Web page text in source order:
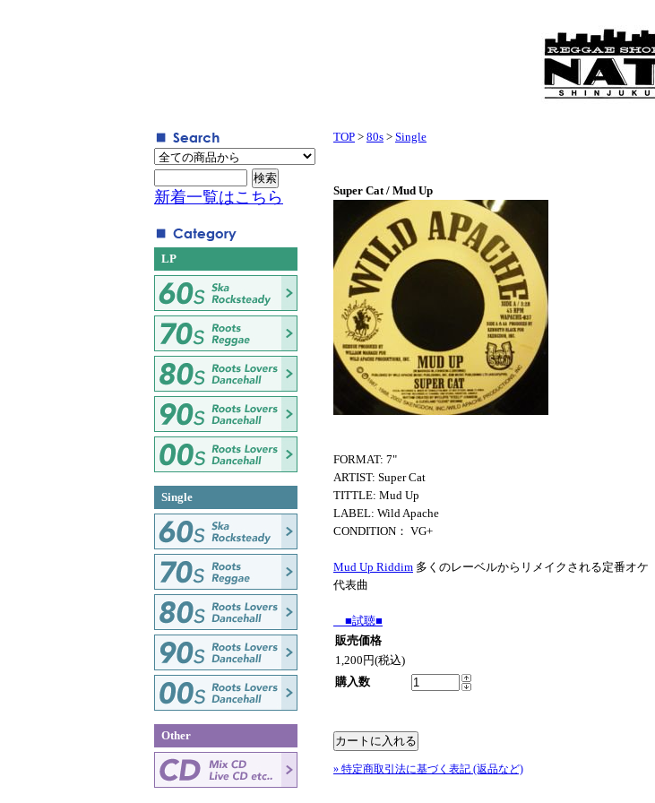
TOP > 80s > Single
Super Cat / Mud Up
FORMAT: 7"
ARTIST: Super Cat
TITTLE: Mud Up
LABEL: Wild Apache
CONDITION： VG+
Mud Up Riddim 多くのレーベルからリメイクされる定番オケ
代表曲
■試聴■
販売価格
1,200円(税込)
購入数
» 特定商取引法に基づく表記 (返品など)
新着一覧はこちら
LP
Single
Other